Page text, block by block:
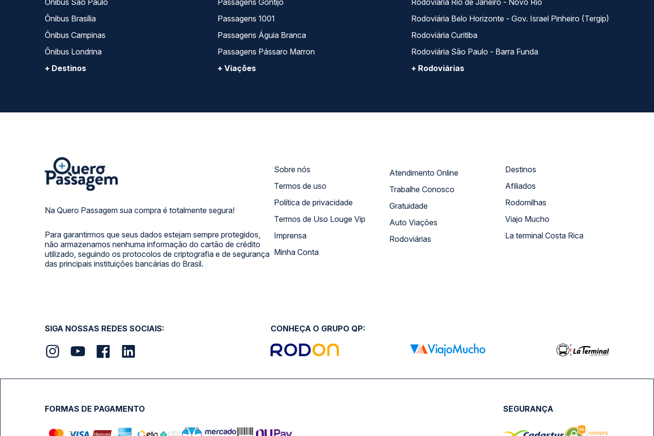
Ônibus São Paulo
Ônibus Brasília
Ônibus Campinas
Ônibus Londrina
+ Destinos
Passagens Gontijo
Passagens 1001
Passagens Águia Branca
Passagens Pássaro Marron
+ Viações
Rodoviária Rio de Janeiro - Novo Rio
Rodoviária Belo Horizonte - Gov. Israel Pinheiro (Tergip)
Rodoviária Curitiba
Rodoviária São Paulo - Barra Funda
+ Rodoviárias
Na Quero Passagem sua compra é totalmente segura!
Para garantirmos que seus dados estejam sempre protegidos,
não armazenamos nenhuma informação do cartão de crédito
utilizado, seguindo os protocolos de criptografia e de segurança
das principais instituições bancárias do Brasil.
Sobre nós
Termos de uso
Política de privacidade
Termos de Uso Louge Vip
Imprensa
Minha Conta
Atendimento Online
Trabalhe Conosco
Gratuidade
Auto Viações
Rodoviárias
Destinos
Afiliados
Rodomilhas
Viajo Mucho
La terminal Costa Rica
SIGA NOSSAS REDES SOCIAIS: CONHEÇA O GRUPO QP:
FORMAS DE PAGAMENTO SEGURANÇA